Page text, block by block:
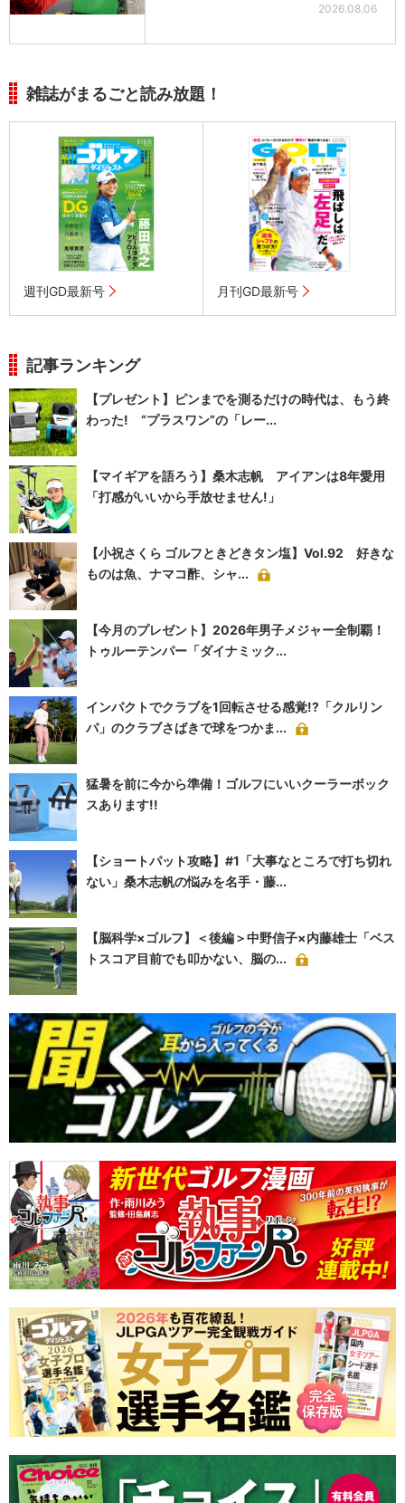
2026.08.06
雑誌がまるごと読み放題！
週刊GD最新号 月刊GD最新号
記事ランキング
【プレゼント】ピンまでを測るだけの時代は、もう終
わった! “プラスワン”の「レー...
【マイギアを語ろう】桑木志帆 アイアンは8年愛用
「打感がいいから手放せません!」
【小祝さくら ゴルフときどきタン塩】Vol.92 好きな
ものは魚、ナマコ酢、シャ...
【今月のプレゼント】2026年男子メジャー全制覇！
トゥルーテンパー「ダイナミック...
インパクトでクラブを1回転させる感覚!?「クルリン
パ」のクラブさばきで球をつかま...
猛暑を前に今から準備！ゴルフにいいクーラーボック
スあります!!
【ショートパット攻略】#1「大事なところで打ち切れ
ない」桑木志帆の悩みを名手・藤...
【脳科学×ゴルフ】＜後編＞中野信子×内藤雄士「ベス
トスコア目前でも叩かない、脳の...